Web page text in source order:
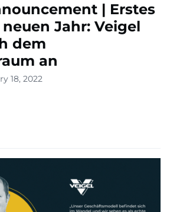
| Erstes
Jahr: Veigel
dem
an
18, 2022